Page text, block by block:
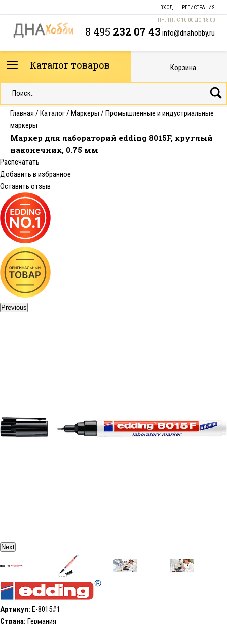
ВХОД РЕГИСТРАЦИЯ
ПН.-ПТ. С 10:00 ДО 18:00
8 495 232 07 43 info@dnahobby.ru
Каталог товаров Корзина
Главная / Каталог/ Маркеры / Промышленные и индустриальные
маркеры
Маркер для лабораторий edding 8015F, круглый
наконечник, 0.75 мм
Распечатать
Добавить в избранное
Оставить отзыв
Previous
Next
Артикул: E-8015#1
Страна: Германия